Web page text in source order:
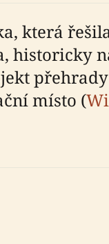
která
historicky
místo (